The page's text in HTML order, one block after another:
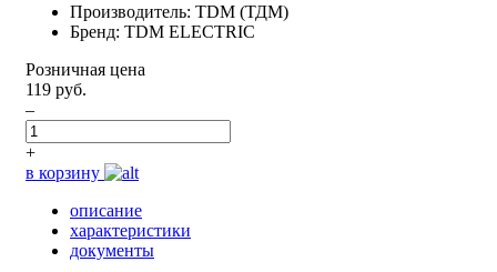
Производитель: TDM (ТДМ)
Бренд: TDM ELECTRIC
Розничная цена
119 руб.
–
+
в корзину
описание
характеристики
документы